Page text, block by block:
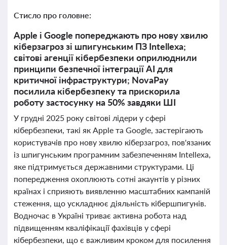
Стисло про головне:
Apple і Google попереджають про нову хвилю
кіберзагроз зі шпигунським ПЗ Intellexa;
світові агенції кібербезпеки оприлюднили
принципи безпечної інтеграції AI для
критичної інфраструктури; NovaPay
посилила кібербезпеку та прискорила
роботу застосунку на 50% завдяки ШІ
У грудні 2025 року світові лідери у сфері
кібербезпеки, такі як Apple та Google, застерігають
користувачів про нову хвилю кіберзагроз, пов'язаних
із шпигунським програмним забезпеченням Intellexa,
яке підтримується державними структурами. Ці
попередження охоплюють сотні акаунтів у різних
країнах і сприяють виявленню масштабних кампаній
стеження, що ускладнює діяльність кібершпигунів.
Водночас в Україні триває активна робота над
підвищенням кваліфікації фахівців у сфері
кібербезпеки, що є важливим кроком для посилення